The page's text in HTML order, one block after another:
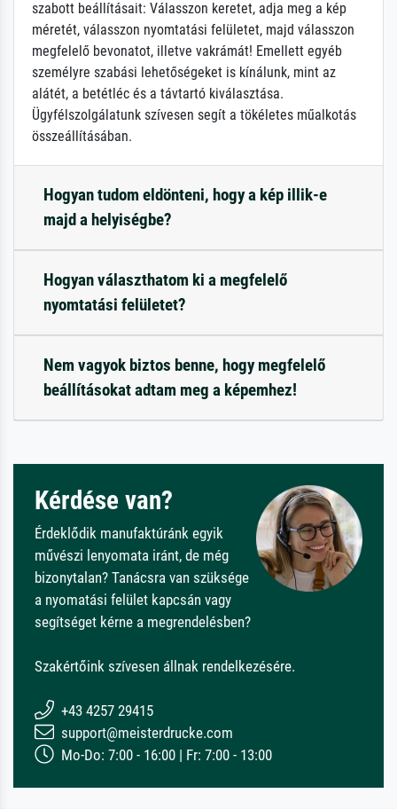
szabott beállításait: Válasszon keretet, adja meg a kép
méretét, válasszon nyomtatási felületet, majd válasszon
megfelelő bevonatot, illetve vakrámát! Emellett egyéb
személyre szabási lehetőségeket is kínálunk, mint az
alátét, a betétléc és a távtartó kiválasztása.
Ügyfélszolgálatunk szívesen segít a tökéletes műalkotás
összeállításában.
Hogyan tudom eldönteni, hogy a kép illik-e
majd a helyiségbe?
Hogyan választhatom ki a megfelelő
nyomtatási felületet?
Nem vagyok biztos benne, hogy megfelelő
beállításokat adtam meg a képemhez!
Kérdése van?
Érdeklődik manufaktúránk egyik
művészi lenyomata iránt, de még
bizonytalan? Tanácsra van szüksége
a nyomatási felület kapcsán vagy
segítséget kérne a megrendelésben?
Szakértőink szívesen állnak rendelkezésére.
+43 4257 29415
support@meisterdrucke.com
Mo-Do: 7:00 - 16:00 | Fr: 7:00 - 13:00